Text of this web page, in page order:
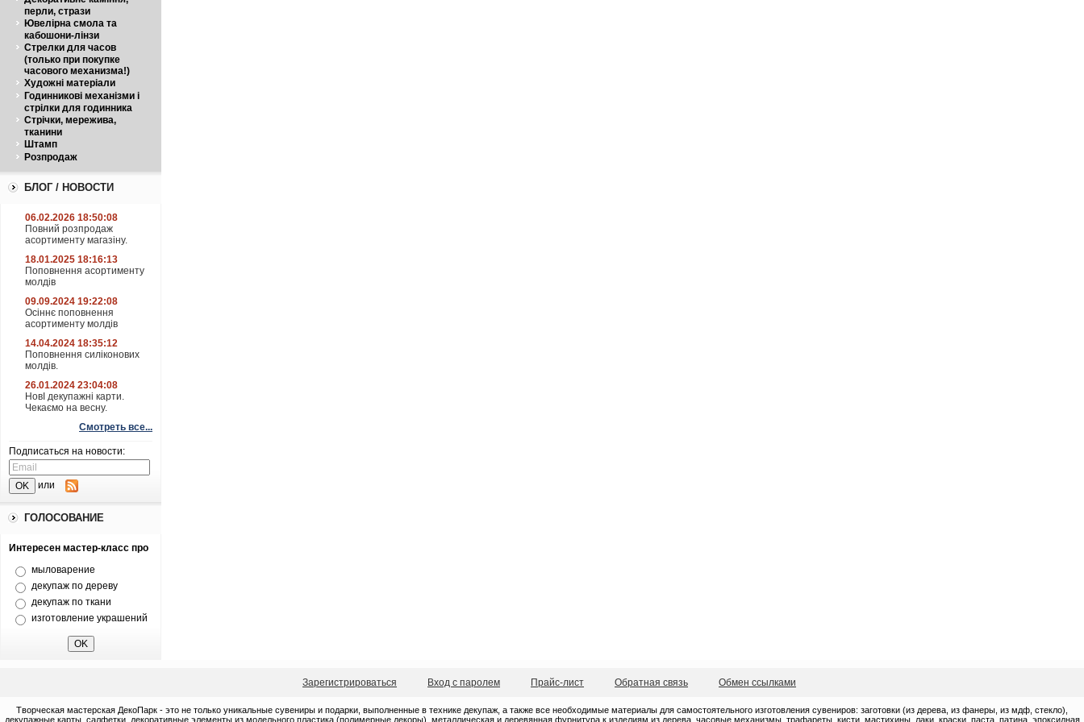
перли, стрази
Ювелірна смола та
кабошони-лінзи
Стрелки для часов
(только при покупке
часового механизма!)
Художні матеріали
Годинникові механізми і
стрілки для годинника
Стрічки, мережива,
тканини
Штамп
Розпродаж
БЛОГ / НОВОСТИ
06.02.2026 18:50:08
Повний розпродаж
асортименту магазіну.
18.01.2025 18:16:13
Поповнення асортименту
молдів
09.09.2024 19:22:08
Осіннє поповнення
асортименту молдів
14.04.2024 18:35:12
Поповнення силіконових
молдів.
26.01.2024 23:04:08
НовІ декупажні карти.
Чекаємо на весну.
Смотреть все...
Подписаться на новости:
или
ГОЛОСОВАНИЕ
Интересен мастер-класс про
мыловарение
декупаж по дереву
декупаж по ткани
изготовление украшений
Зарегистрироваться Вход с паролем Прайс-лист Обратная связь Обмен ссылками
Творческая мастерская ДекоПарк - это не только уникальные сувениры и подарки, выполненные в технике декупаж, а также все необходимые материалы для самостоятельного изготовления сувениров: заготовки (из дерева, из фанеры, из мдф, стекло),
декупажные карты, салфетки, декоративные элементы из модельного пластика (полимерные декоры), металлическая и деревянная фурнитура к изделиям из дерева, часовые механизмы, трафареты, кисти, мастихины, лаки, краски, паста, патина, эпоксидная